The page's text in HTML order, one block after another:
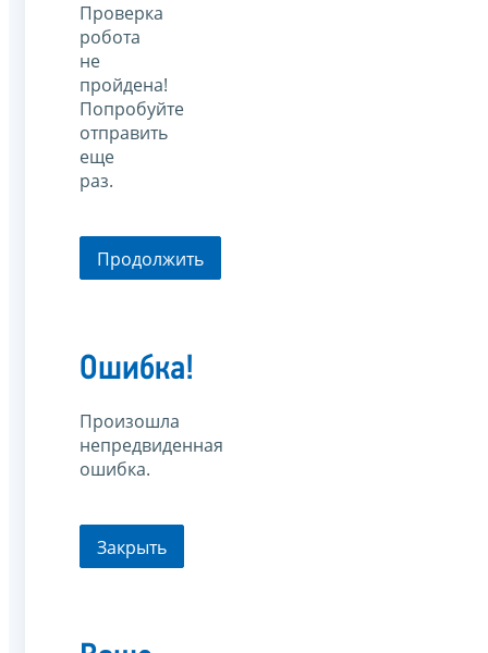
Проверка
робота
не
пройдена!
Попробуйте
отправить
еще
раз.
Продолжить
Ошибка!
Произошла
непредвиденная
ошибка.
Закрыть